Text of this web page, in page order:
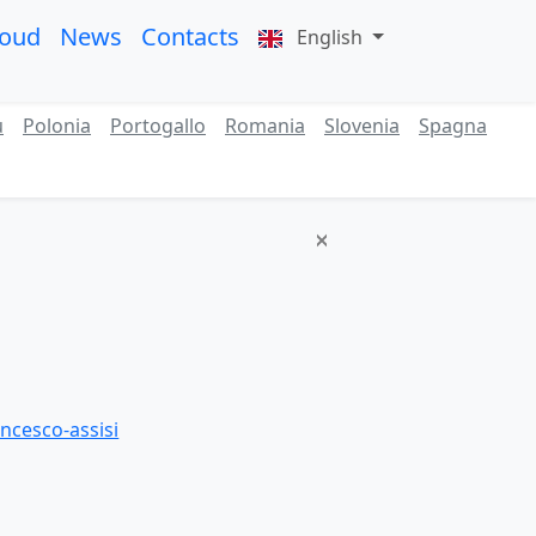
News Contacts English
Polonia Portogallo Romania Slovenia
Spagna
assisi